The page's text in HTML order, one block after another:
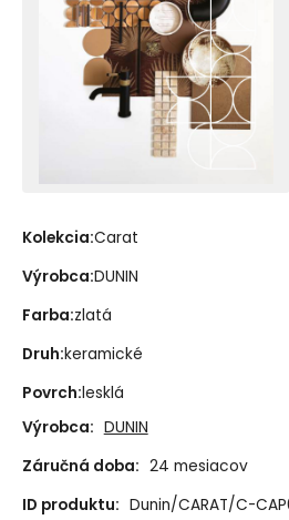
Kolekcia:Carat
Výrobca:DUNIN
Farba:zlatá
Druh:keramické
Povrch:lesklá
Výrobca: DUNIN
Záručná doba: 24 mesiacov
ID produktu: Dunin/CARAT/C-